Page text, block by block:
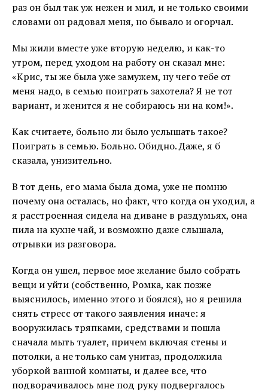
раз он был так уж нежен и мил, и не только своими
словами он радовал меня, но бывало и огорчал.
Мы жили вместе уже вторую неделю, и как-то
утром, перед уходом на работу он сказал мне:
«Крис, ты же была уже замужем, ну чего тебе от
меня надо, в семью поиграть захотела? Я не тот
вариант, и женится я не собираюсь ни на ком!».
Как считаете, больно ли было услышать такое?
Поиграть в семью. Больно. Обидно. Даже, я б
сказала, унизительно.
В тот день, его мама была дома, уже не помню
почему она осталась, но факт, что когда он уходил, а
я расстроенная сидела на диване в раздумьях, она
пила на кухне чай, и возможно даже слышала,
отрывки из разговора.
Когда он ушел, первое мое желание было собрать
вещи и уйти (собственно, Ромка, как позже
выяснилось, именно этого и боялся), но я решила
снять стресс от такого заявления иначе: я
вооружилась тряпками, средствами и пошла
сначала мыть туалет, причем включая стены и
потолки, а не только сам унитаз, продолжила
уборкой ванной комнаты, и далее все, что
подворачивалось мне под руку подвергалось